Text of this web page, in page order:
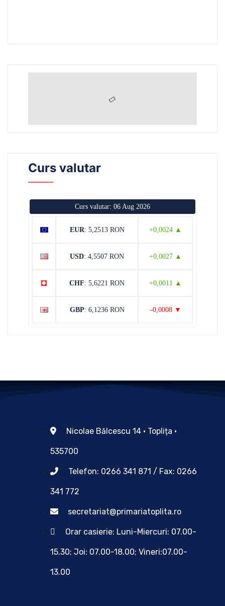
Curs valutar
Curs valutar: 06 Aug 2026
EUR: 5,2513 RON +0,0024 ▲
USD: 4,5507 RON +0,0027 ▲
CHF: 5,6221 RON +0,0011 ▲
GBP: 6,1236 RON -0,0008 ▼
Nicolae Bălcescu 14 • Toplița •
535700
Telefon: 0266 341 871 / Fax: 0266
341 772
secretariat@primariatoplita.ro
Orar casierie: Luni-Miercuri: 07.00-
15.30; Joi: 07.00-18.00; Vineri:07.00-
13.00